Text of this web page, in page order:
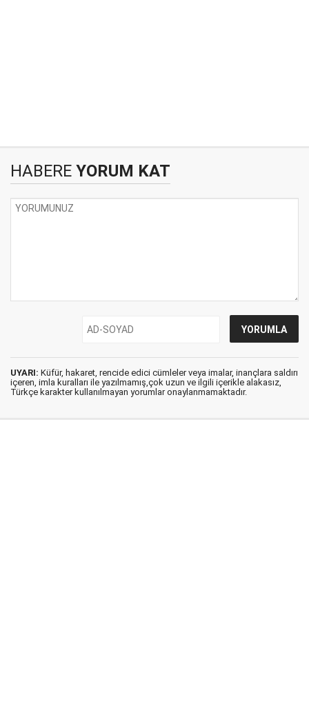
HABERE YORUM KAT
UYARI: Küfür, hakaret, rencide edici cümleler veya imalar, inançlara saldırı
içeren, imla kuralları ile yazılmamış,çok uzun ve ilgili içerikle alakasız,
Türkçe karakter kullanılmayan yorumlar onaylanmamaktadır.